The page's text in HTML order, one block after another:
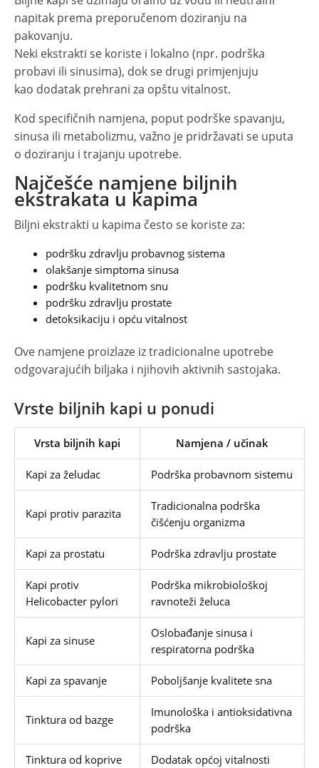
napitak prema preporučenom doziranju na
pakovanju.
Neki ekstrakti se koriste i lokalno (npr. podrška
probavi ili sinusima), dok se drugi primjenjuju
kao dodatak prehrani za opštu vitalnost.
Kod specifičnih namjena, poput podrške spavanju,
sinusa ili metabolizmu, važno je pridržavati se uputa
o doziranju i trajanju upotrebe.
Najčešće namjene biljnih
ekstrakata u kapima
Biljni ekstrakti u kapima često se koriste za:
podršku zdravlju probavnog sistema
olakšanje simptoma sinusa
podršku kvalitetnom snu
podršku zdravlju prostate
detoksikaciju i opću vitalnost
Ove namjene proizlaze iz tradicionalne upotrebe
odgovarajućih biljaka i njihovih aktivnih sastojaka.
Vrste biljnih kapi u ponudi
Vrsta biljnih kapi Namjena / učinak
Kapi za želudac Podrška probavnom sistemu
Kapi protiv parazita
Tradicionalna podrška
čišćenju organizma
Kapi za prostatu Podrška zdravlju prostate
Kapi protiv
Helicobacter pylori
Podrška mikrobiološkoj
ravnoteži želuca
Kapi za sinuse
Oslobađanje sinusa i
respiratorna podrška
Kapi za spavanje Poboljšanje kvalitete sna
Tinktura od bazge
Imunološka i antioksidativna
podrška
Tinktura od koprive Dodatak općoj vitalnosti